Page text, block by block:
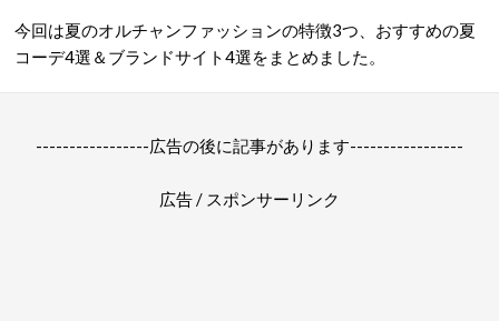
今回は夏のオルチャンファッションの特徴3つ、おすすめの夏
コーデ4選＆ブランドサイト4選をまとめました。
-----------------広告の後に記事があります-----------------
広告 / スポンサーリンク